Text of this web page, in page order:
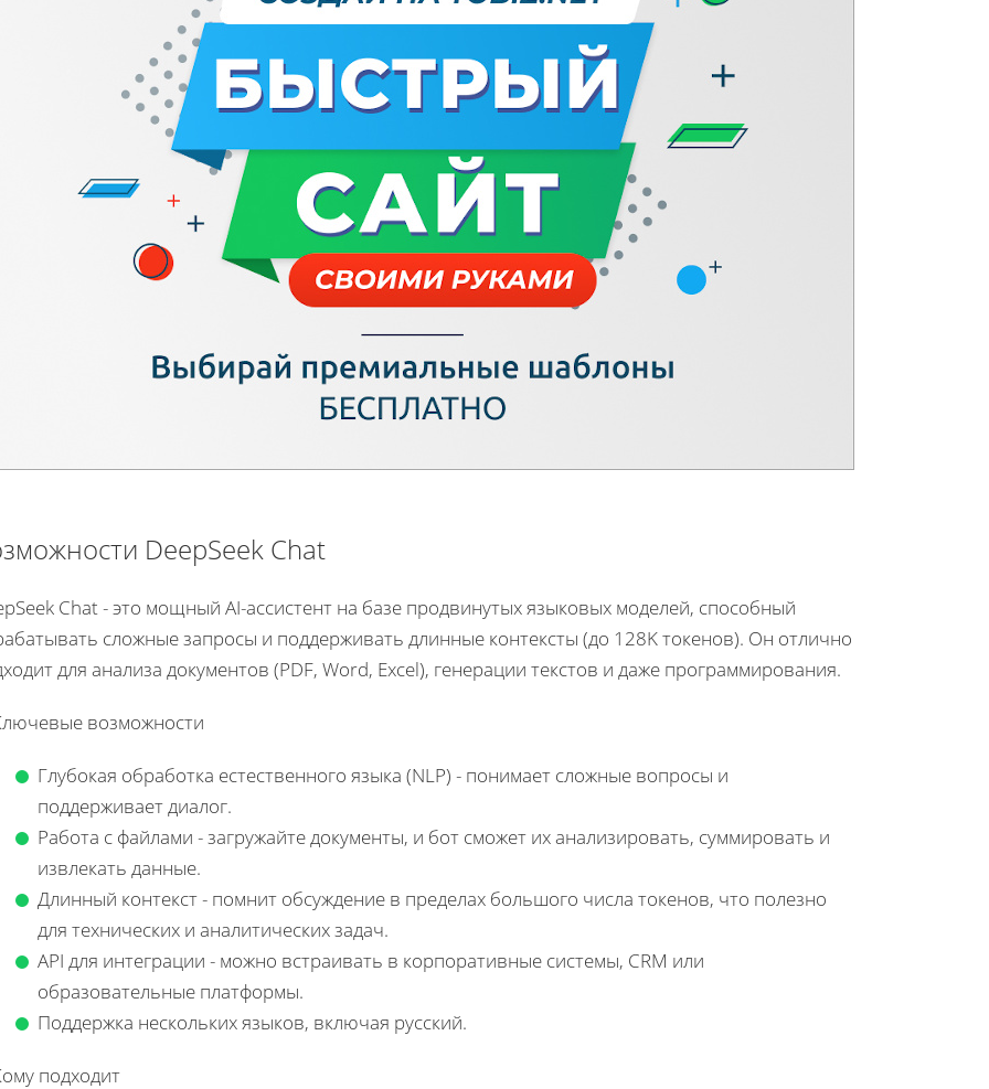
DeepSeek Chat
Chat - это мощный AI-ассистент на базе продвинутых языковых моделей, способный
сложные запросы и поддерживать длинные контексты (до 128K токенов). Он отлично
для анализа документов (PDF, Word, Excel), генерации текстов и даже программирования.
возможности
Глубокая обработка естественного языка (NLP) - понимает сложные вопросы и
поддерживает диалог.
Работа с файлами - загружайте документы, и бот сможет их анализировать, суммировать и
извлекать данные.
Длинный контекст - помнит обсуждение в пределах большого числа токенов, что полезно
для технических и аналитических задач.
API для интеграции - можно встраивать в корпоративные системы, CRM или
образовательные платформы.
Поддержка нескольких языков, включая русский.
подходит